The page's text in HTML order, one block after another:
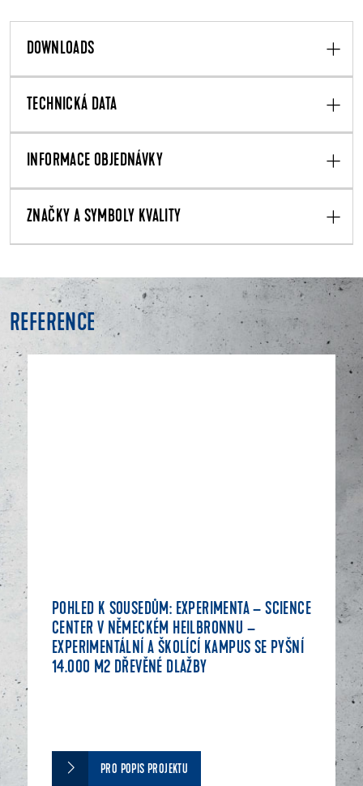
DOWNLOADS
TECHNICKÁ DATA
INFORMACE OBJEDNÁVKY
ZNAČKY A SYMBOLY KVALITY
REFERENCE
POHLED K SOUSEDŮM: EXPERIMENTA – SCIENCE
CENTER V NĚMECKÉM HEILBRONNU –
EXPERIMENTÁLNÍ A ŠKOLÍCÍ KAMPUS SE PYŠNÍ
14.000 M2 DŘEVĚNÉ DLAŽBY
PRO POPIS PROJEKTU